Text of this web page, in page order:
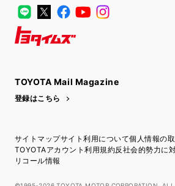
LINE
X FacebookYouTube
TOYOTA Mail Magazine
登録はこちら
サイトマップサイト利用について個人情報の
TOYOTAアカウント利用規約反社会的勢力に
リコール情報